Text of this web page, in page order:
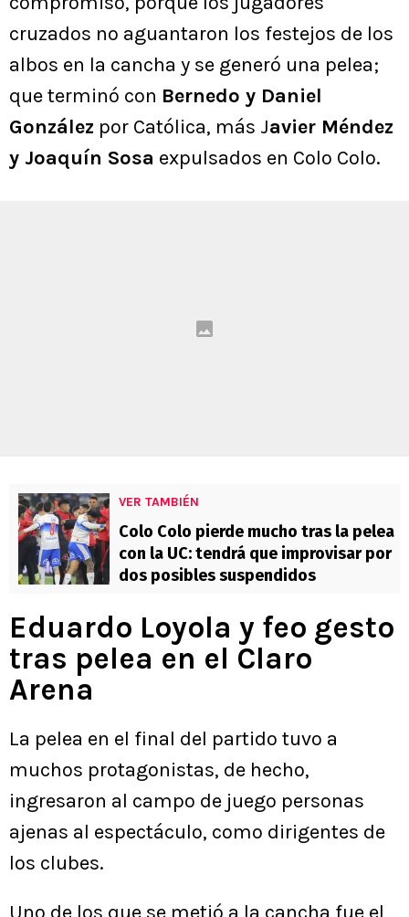
cruzados no aguantaron los festejos de los
albos en la cancha y se generó una pelea;
que terminó con Bernedo y Daniel
González por Católica, más Javier Méndez
y Joaquín Sosa expulsados en Colo Colo.
VER TAMBIÉN
Colo Colo pierde mucho tras la pelea
con la UC: tendrá que improvisar por
dos posibles suspendidos
Eduardo Loyola y feo gesto
tras pelea en el Claro
Arena
La pelea en el final del partido tuvo a
muchos protagonistas, de hecho,
ingresaron al campo de juego personas
ajenas al espectáculo, como dirigentes de
los clubes.